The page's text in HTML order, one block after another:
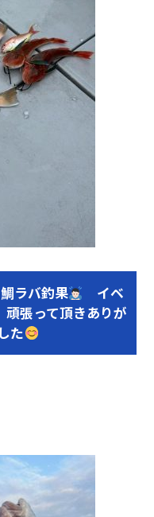
ラバ釣果
イベ
頑張って頂きありが
た